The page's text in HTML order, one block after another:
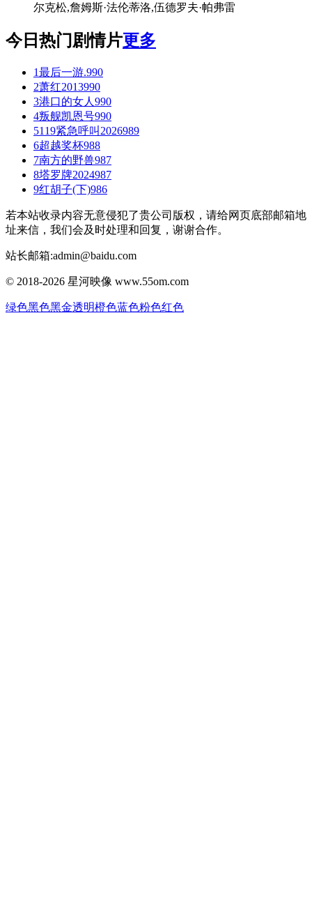
尔克松,詹姆斯·法伦蒂洛,伍德罗夫·帕弗雷
今日热门剧情片更多
1最后一游.990
2萧红2013990
3港口的女人 990
4叛舰凯恩号990
5119紧急呼叫2026989
6超越奖杯988
7南方的野兽987
8塔罗牌2024987
9红胡子(下)986
若本站收录内容无意侵犯了贵公司版权，请给网页底部邮箱地
址来信，我们会及时处理和回复，谢谢合作。
站长邮箱:admin@baidu.com
© 2018-2026 星河映像 www.55om.com
绿色黑色黑金透明橙色蓝色粉色红色